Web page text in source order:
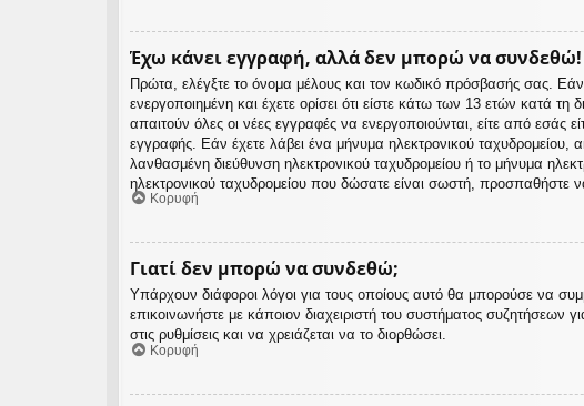
Έχω κάνει εγγραφή, αλλά δεν μπορώ να συνδεθώ!
Πρώτα, ελέγξτε το όνομα μέλους και τον κωδικό πρόσβασής σας.
ενεργοποιημένη και έχετε ορίσει ότι είστε κάτω των 13 ετών κατά
απαιτούν όλες οι νέες εγγραφές να ενεργοποιούνται, είτε από εσάς
εγγραφής. Εάν έχετε λάβει ένα μήνυμα ηλεκτρονικού ταχυδρομείου,
λανθασμένη διεύθυνση ηλεκτρονικού ταχυδρομείου ή το μήνυμα
ηλεκτρονικού ταχυδρομείου που δώσατε είναι σωστή, προσπαθήστε
Κορυφή
Γιατί δεν μπορώ να συνδεθώ;
Υπάρχουν διάφοροι λόγοι για τους οποίους αυτό θα μπορούσε να
επικοινωνήστε με κάποιον διαχειριστή του συστήματος συζητήσεων
στις ρυθμίσεις και να χρειάζεται να το διορθώσει.
Κορυφή